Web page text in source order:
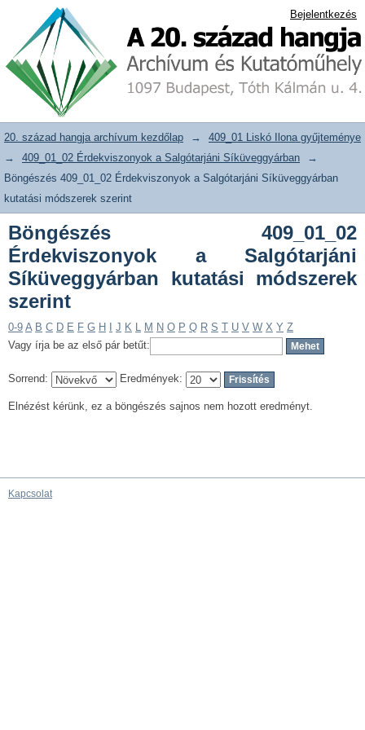
Böngészés 409_01_02 Érdekviszonyok
a Salgótarjáni Síküveggyárban kutatási
módszerek szerint
20. század hangja archívum adattár Bejelentkezés
20. század hangja archívum kezdőlap →
409_01 Liskó Ilona gyűjteménye
→
409_01_02 Érdekviszonyok a Salgótarjáni Síküveggyárban
→
Böngészés 409_01_02 Érdekviszonyok a Salgótarjáni Síküveggyárban
kutatási módszerek szerint
Böngészés 409_01_02
Érdekviszonyok a Salgótarjáni
Síküveggyárban kutatási módszerek
szerint
0-9 A B C D E F G H J K L M N O P Q R S T U V W X Y Z
Vagy írja be az első pár betűt:
Sorrend: Eredmények:
Elnézést kérünk, ez a böngészés sajnos nem hozott eredményt.
Kapcsolat